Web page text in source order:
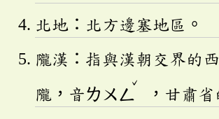
北地：北方邊塞地區。
隴漢：指與漢朝交界的
隴，音ㄌㄨㄥ
ˇ
，甘肅